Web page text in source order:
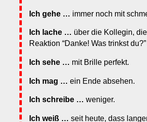
Ich gehe … immer noch mit
Ich lache … über die Kollegin,
Reaktion “Danke! Was trinkst
Ich sehe … mit Brille perfekt.
Ich mag … ein Ende absehen.
Ich schreibe … weniger.
Ich weiß … seit heute, dass